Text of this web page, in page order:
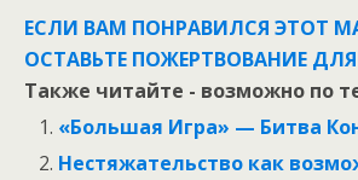
ЕСЛИ ВАМ ПОНРАВИЛСЯ ЭТОТ
ОСТАВЬТЕ ПОЖЕРТВОВАНИЕ
Также читайте - возможно по
«Большая Игра» — Битва
Нестяжательство как